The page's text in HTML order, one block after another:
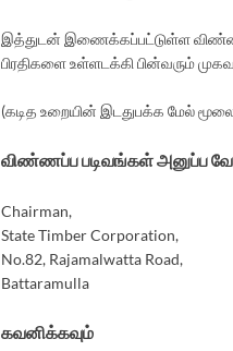
இத்துடன் இணைக்கப்பட்டுள்ள
பிரதிகளை உள்ளடக்கி பின்வரும்
(கடித உறையின் இடதுபக்க மேல்
விண்ணப்ப படிவங்கள் அனுப்ப
Chairman,
State Timber Corporation,
No.82, Rajamalwatta Road,
Battaramulla
கவனிக்கவும்